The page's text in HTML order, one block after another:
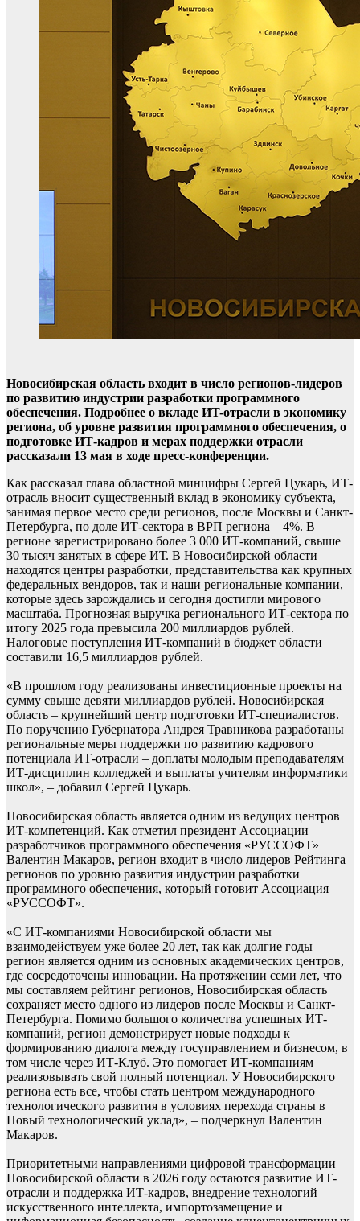
Новосибирская область входит в число регионов-лидеров
по развитию индустрии разработки программного
обеспечения. Подробнее о вкладе ИT-отрасли в экономику
региона, об уровне развития программного обеспечения, о
подготовке ИТ-кадров и мерах поддержки отрасли
рассказали 13 мая в ходе пресс-конференции.
Как рассказал глава областной минцифры Сергей Цукарь, ИТ-
отрасль вносит существенный вклад в экономику субъекта,
занимая первое место среди регионов, после Москвы и Санкт-
Петербурга, по доле ИТ-сектора в ВРП региона – 4%. В
регионе зарегистрировано более 3 000 ИТ-компаний, свыше
30 тысяч занятых в сфере ИТ. В Новосибирской области
находятся центры разработки, представительства как крупных
федеральных вендоров, так и наши региональные компании,
которые здесь зарождались и сегодня достигли мирового
масштаба. Прогнозная выручка регионального ИТ-сектора по
итогу 2025 года превысила 200 миллиардов рублей.
Налоговые поступления ИТ-компаний в бюджет области
составили 16,5 миллиардов рублей.
«В прошлом году реализованы инвестиционные проекты на
сумму свыше девяти миллиардов рублей. Новосибирская
область – крупнейший центр подготовки ИТ-специалистов.
По поручению Губернатора Андрея Травникова разработаны
региональные меры поддержки по развитию кадрового
потенциала ИТ-отрасли – доплаты молодым преподавателям
ИТ-дисциплин колледжей и выплаты учителям информатики
школ», – добавил Сергей Цукарь.
Новосибирская область является одним из ведущих центров
ИТ-компетенций. Как отметил президент Ассоциации
разработчиков программного обеспечения «РУССОФТ»
Валентин Макаров, регион входит в число лидеров Рейтинга
регионов по уровню развития индустрии разработки
программного обеспечения, который готовит Ассоциация
«РУССОФТ».
«С ИТ-компаниями Новосибирской области мы
взаимодействуем уже более 20 лет, так как долгие годы
регион является одним из основных академических центров,
где сосредоточены инновации. На протяжении семи лет, что
мы составляем рейтинг регионов, Новосибирская область
сохраняет место одного из лидеров после Москвы и Санкт-
Петербурга. Помимо большого количества успешных ИТ-
компаний, регион демонстрирует новые подходы к
формированию диалога между госуправлением и бизнесом, в
том числе через ИТ-Клуб. Это помогает ИТ-компаниям
реализовывать свой полный потенциал. У Новосибирского
региона есть все, чтобы стать центром международного
технологического развития в условиях перехода страны в
Новый технологический уклад», – подчеркнул Валентин
Макаров.
Приоритетными направлениями цифровой трансформации
Новосибирской области в 2026 году остаются развитие ИТ-
отрасли и поддержка ИТ-кадров, внедрение технологий
искусственного интеллекта, импортозамещение и